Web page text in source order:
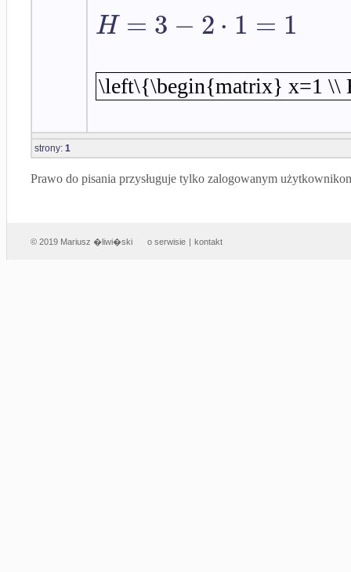
H = 3 − 2⋅ 1 = 1
\left\{\begin{matrix} x=1 \\
strony: 1
Prawo do pisania przysługuje tylko zalogowanym
© 2019 Mariusz �liwi�ski o serwisie | kontakt